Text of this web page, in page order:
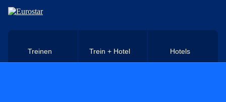
Naar hoofdinhoud
Treinen Trein + Hotel Hotels